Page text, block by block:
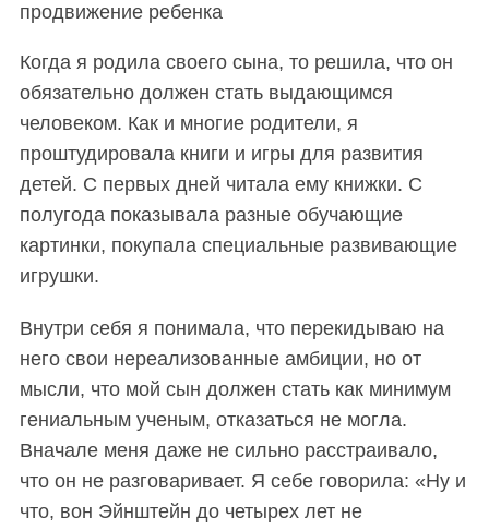
продвижение ребенка
Когда я родила своего сына, то решила, что он
обязательно должен стать выдающимся
человеком. Как и многие родители, я
проштудировала книги и игры для развития
детей. С первых дней читала ему книжки. С
полугода показывала разные обучающие
картинки, покупала специальные развивающие
игрушки.
Внутри себя я понимала, что перекидываю на
него свои нереализованные амбиции, но от
мысли, что мой сын должен стать как минимум
гениальным ученым, отказаться не могла.
Вначале меня даже не сильно расстраивало,
что он не разговаривает. Я себе говорила: «Ну и
что, вон Эйнштейн до четырех лет не